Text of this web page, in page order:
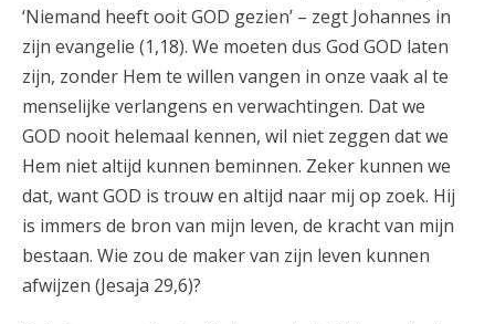
‘Niemand heeft ooit GOD gezien’ – zegt Johannes in
zijn evangelie (1,18). We moeten dus God GOD laten
zijn, zonder Hem te willen vangen in onze vaak al te
menselijke verlangens en verwachtingen. Dat we
GOD nooit helemaal kennen, wil niet zeggen dat we
Hem niet altijd kunnen beminnen. Zeker kunnen we
dat, want GOD is trouw en altijd naar mij op zoek. Hij
is immers de bron van mijn leven, de kracht van mijn
bestaan. Wie zou de maker van zijn leven kunnen
afwijzen (Jesaja 29,6)?